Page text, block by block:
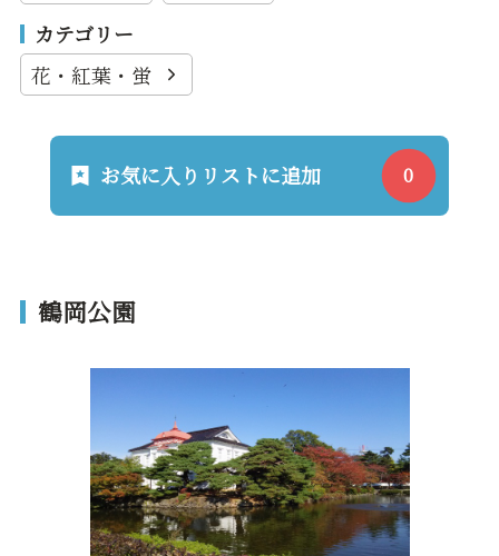
カテゴリー
花・紅葉・蛍
お気に入りリストに追加
鶴岡公園